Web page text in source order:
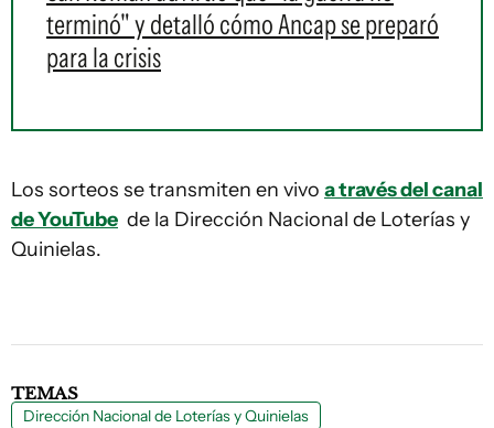
terminó" y detalló cómo Ancap se preparó
para la crisis
Los sorteos se transmiten en vivo a través del canal
de YouTube de la Dirección Nacional de Loterías y
Quinielas.
TEMAS
Dirección Nacional de Loterías y Quinielas